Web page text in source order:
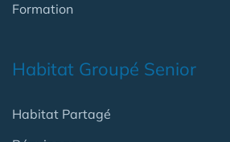
Formation
Habitat Groupé Senior
Habitat Partagé